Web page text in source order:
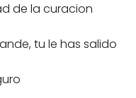
de la curacion
tu le has salido